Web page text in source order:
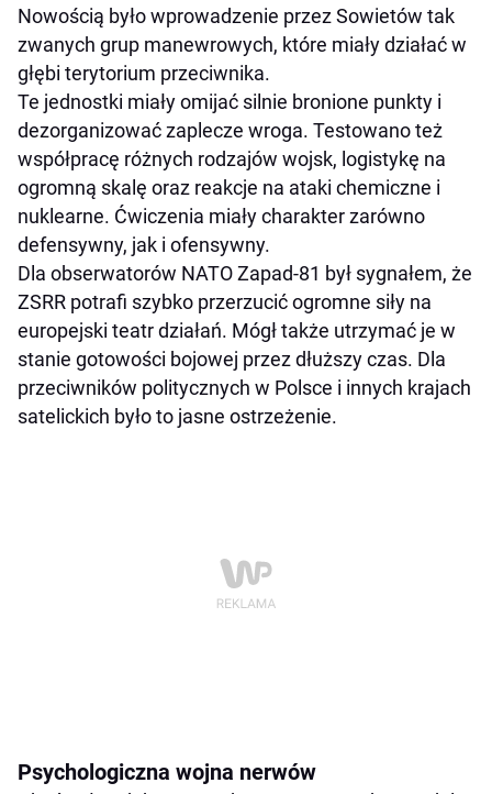
Nowością było wprowadzenie przez Sowietów tak
zwanych grup manewrowych, które miały działać w
głębi terytorium przeciwnika.
Te jednostki miały omijać silnie bronione punkty i
dezorganizować zaplecze wroga. Testowano też
współpracę różnych rodzajów wojsk, logistykę na
ogromną skalę oraz reakcje na ataki chemiczne i
nuklearne. Ćwiczenia miały charakter zarówno
defensywny, jak i ofensywny.
Dla obserwatorów NATO Zapad-81 był sygnałem, że
ZSRR potrafi szybko przerzucić ogromne siły na
europejski teatr działań. Mógł także utrzymać je w
stanie gotowości bojowej przez dłuższy czas. Dla
przeciwników politycznych w Polsce i innych krajach
satelickich było to jasne ostrzeżenie.
Psychologiczna wojna nerwów